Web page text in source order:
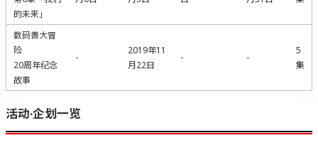
的未来」
数码兽大冒
险
20周年纪念
故事
-
2019年11
月22日
- -
5
集
活动·企划一览